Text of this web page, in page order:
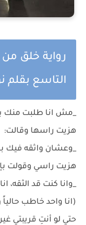
رواية خلق
التاسع بقلم
_مش انا طلبت منك
هزيت راسها وقالت:
_وعشان واثقه فيك
هزيت راسي وقولت
_وانا كنت قد الثقه،
(انا واحد خاطب
حتي لو أنتِ قريبتي